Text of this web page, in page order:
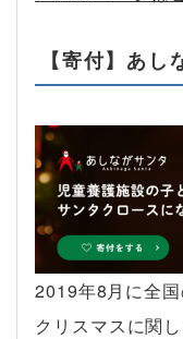
【寄付】あし
2019年8月に全国
クリスマスに関